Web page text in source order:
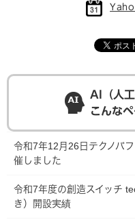
AI（人
こんな
令和7年12月26日テクノバ
催しました
令和7年度の創造スイッチ
き）開設実績